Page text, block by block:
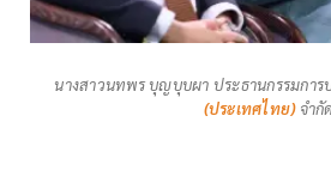
นางสาวนทพร บุญบุบผา ประธานกรรมการ
(ประเทศไทย) จำกัด